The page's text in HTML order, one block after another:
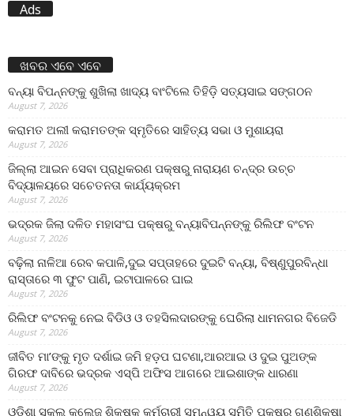
Ads
ଖବର ଏବେ ଏବେ
ବନ୍ୟା ବିପନ୍ନଙ୍କୁ ଶୁଖିଲା ଖାଦ୍ୟ ବାଂଟିଲେ ତିହିଡି଼ ସତ୍ୟସାଇ ସଙ୍ଗଠନ
August 7, 2026
କରାମତ ଅଲୀ କରାମତଙ୍କ ସ୍ମୃତିରେ ସାହିତ୍ୟ ସଭା ଓ ମୁଶାୟରା
August 7, 2026
ଜିଲ୍ଲା ଆଇନ ସେବା ପ୍ରାଧିକରଣ ପକ୍ଷରୁ ନାରାୟଣ ଚନ୍ଦ୍ର ଉଚ୍ଚ
ବିଦ୍ୟାଳୟରେ ସଚେତନତା କାର୍ଯ୍ୟକ୍ରମ
August 7, 2026
ଭଦ୍ରକ ଜିଲା ଦଳିତ ମହାସଂଘ ପକ୍ଷରୁ ବନ୍ୟାବିପନ୍ନଙ୍କୁ ରିଲିଫ ବଂଟନ
August 7, 2026
ବଢ଼ିଲା ନାଳିଆ ରେବ କପାଳି,ଦୁଇ ସପ୍ତାହରେ ଦୁଇଟି ବନ୍ୟା, ବିଷ୍ଣୁପୁରବିନ୍ଧା
ରାସ୍ତାରେ ୩ ଫୁଟ ପାଣି, ଇଟାପାଳରେ ଘାଇ
August 7, 2026
ରିଲିଫ ବଂଟନକୁ ନେଇ ବିଡିଓ ଓ ତହସିଲଦାରଙ୍କୁ ଘେରିଲା ଧାମନଗର ବିଜେଡି
August 7, 2026
ଜୀବିତ ମା’ଙ୍କୁ ମୃତ ଦର୍ଶାଇ ଜମି ହଡ଼ପ ଘଟଣା,ଆରଆଇ ଓ ଦୁଇ ପୁଅଙ୍କ
ଗିରଫ ଦାବିରେ ଭଦ୍ରକ ଏସ୍‌ପି ଅଫିସ ଆଗରେ ଆଇଶାଙ୍କ ଧାରଣା
August 7, 2026
ଓଡ଼ିଶା ସ୍କୁଲ କଲେଜ ଶିକ୍ଷକ କର୍ମଚାରୀ ସମନ୍ୱୟ ସମିତି ପକ୍ଷରୁ ଗଣଶିକ୍ଷା